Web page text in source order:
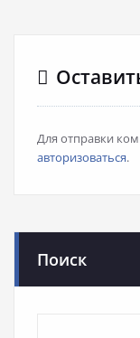
Для отправки
авторизоваться.
Поиск